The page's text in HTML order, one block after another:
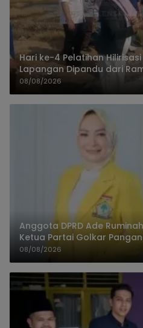
Hari ke-4 Pelatihan
Lapangan Dipandu dari
08/08/2026
Anggota DPRD Ade
Ketua Partai Golkar
08/08/2026